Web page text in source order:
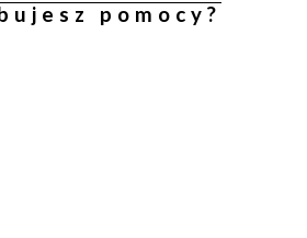
pomocy?